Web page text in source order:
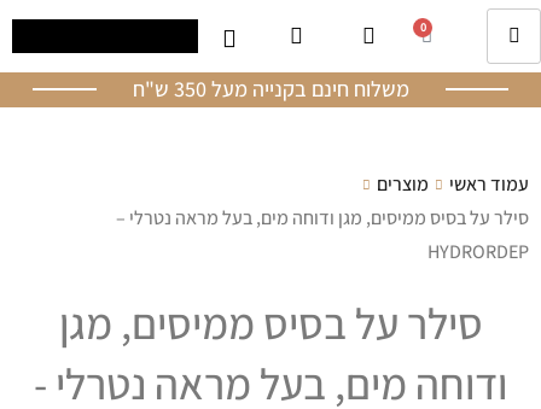
0
משלוח חינם בקנייה מעל 350 ש"ח
עמוד ראשי
מוצרים
סילר על בסיס ממיסים, מגן ודוחה מים, בעל מראה נטרלי –
HYDRORDEP
סילר על בסיס ממיסים, מגן
ודוחה מים, בעל מראה נטרלי -